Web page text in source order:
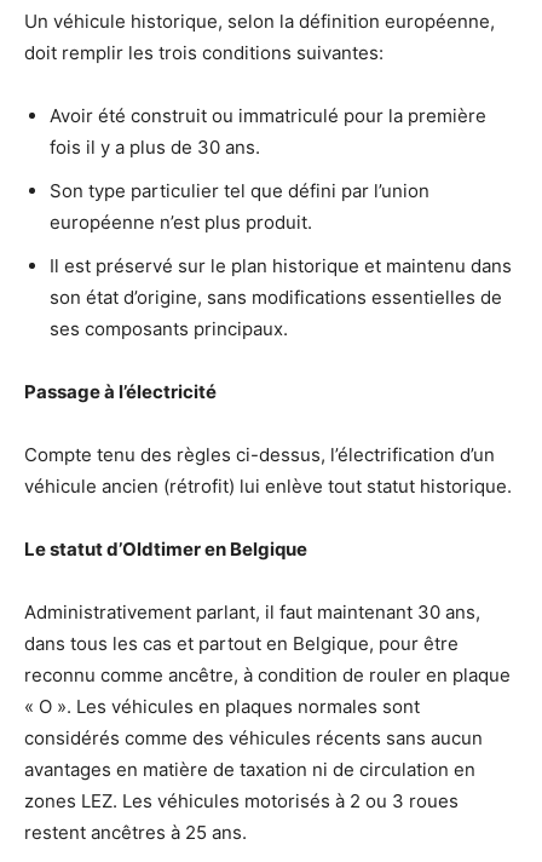
Un véhicule historique, selon la définition européenne,
doit remplir les trois conditions suivantes:
Avoir été construit ou immatriculé pour la première
fois il y a plus de 30 ans.
Son type particulier tel que défini par l’union
européenne n’est plus produit.
Il est préservé sur le plan historique et maintenu dans
son état d’origine, sans modifications essentielles de
ses composants principaux.
Passage à l’électricité
Compte tenu des règles ci-dessus, l’électrification d’un
véhicule ancien (rétrofit) lui enlève tout statut historique.
Le statut d’Oldtimer en Belgique
Administrativement parlant, il faut maintenant 30 ans,
dans tous les cas et partout en Belgique, pour être
reconnu comme ancêtre, à condition de rouler en plaque
« O ». Les véhicules en plaques normales sont
considérés comme des véhicules récents sans aucun
avantages en matière de taxation ni de circulation en
zones LEZ. Les véhicules motorisés à 2 ou 3 roues
restent ancêtres à 25 ans.